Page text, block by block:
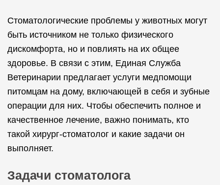
Стоматологические проблемы у животных могут
быть источником не только физического
дискомфорта, но и повлиять на их общее
здоровье. В связи с этим, Единая Служба
Ветеринарии предлагает услуги медпомощи
питомцам на дому, включающей в себя и зубные
операции для них. Чтобы обеспечить полное и
качественное лечение, важно понимать, кто
такой хирург-стоматолог и какие задачи он
выполняет.
Задачи стоматолога